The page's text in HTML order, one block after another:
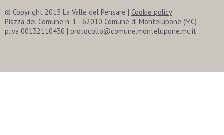
© Copyright 2015 La Valle del Pensare | Cookie policy
Piazza del Comune n. 1 - 62010 Comune di Montelupone (MC)
p.iva 00132110430 | protocollo@comune.montelupone.mc.it